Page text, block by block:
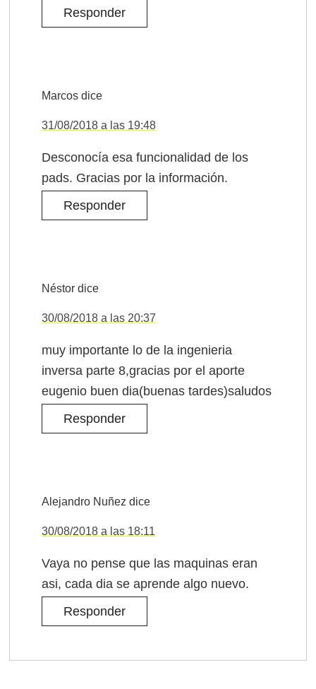
Responder
Marcos dice
31/08/2018 a las 19:48
Desconocía esa funcionalidad de los
pads. Gracias por la información.
Responder
Néstor dice
30/08/2018 a las 20:37
muy importante lo de la ingenieria
inversa parte 8,gracias por el aporte
eugenio buen dia(buenas tardes)saludos
Responder
Alejandro Nuñez dice
30/08/2018 a las 18:11
Vaya no pense que las maquinas eran
asi, cada dia se aprende algo nuevo.
Responder